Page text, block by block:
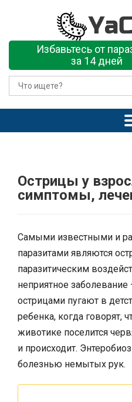
Избавьтесь от
за 14 дней
Острицы у
симптомы,
Самыми известными и
паразитами являются
паразитическим
неприятное
острицами пугают в
ребенка, когда говорят,
животике поселится
и происходит.
болезнью немытых рук.